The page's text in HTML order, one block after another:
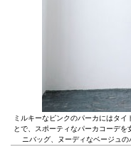
ミルキーなピンクのパーカにはタ
とで、スポーティなパーカコーデ
ニバッグ、ヌーディなベージュ